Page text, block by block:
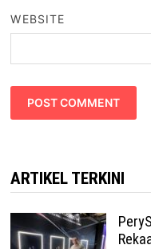
WEBSITE
ARTIKEL TERKINI